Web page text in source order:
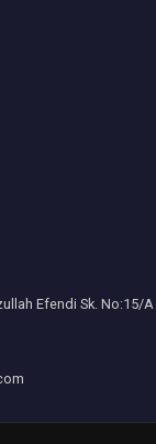
Efendi Sk. No:15/A